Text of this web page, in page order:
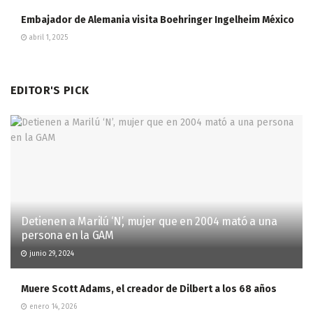
Embajador de Alemania visita Boehringer Ingelheim México
abril 1, 2025
EDITOR'S PICK
Detienen a Marilú ‘N’, mujer que en 2004 mató a una
persona en la GAM
junio 29, 2024
Muere Scott Adams, el creador de Dilbert a los 68 años
enero 14, 2026